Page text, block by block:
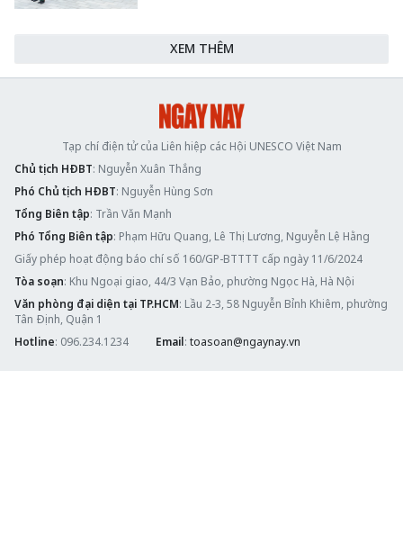
XEM THÊM
Tạp chí điện tử của Liên hiệp các Hội UNESCO Việt Nam
Chủ tịch HĐBT: Nguyễn Xuân Thắng
Phó Chủ tịch HĐBT: Nguyễn Hùng Sơn
Tổng Biên tập: Trần Văn Mạnh
Phó Tổng Biên tập: Phạm Hữu Quang, Lê Thị Lương, Nguyễn Lệ Hằng
Giấy phép hoạt động báo chí số 160/GP-BTTTT cấp ngày 11/6/2024
Tòa soạn: Khu Ngoại giao, 44/3 Vạn Bảo, phường Ngọc Hà, Hà Nội
Văn phòng đại diện tại TP.HCM: Lầu 2-3, 58 Nguyễn Bỉnh Khiêm, phường
Tân Định, Quận 1
Hotline: 096.234.1234 Email: toasoan@ngaynay.vn